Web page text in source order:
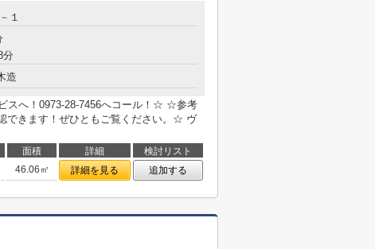
１
分
造
スへ！0973-28-7456へコール！☆ ☆参考
できます！ぜひともご覧ください。☆ ヴ
面積 詳細
検討リスト
46.06㎡ 詳細を見る 追加する